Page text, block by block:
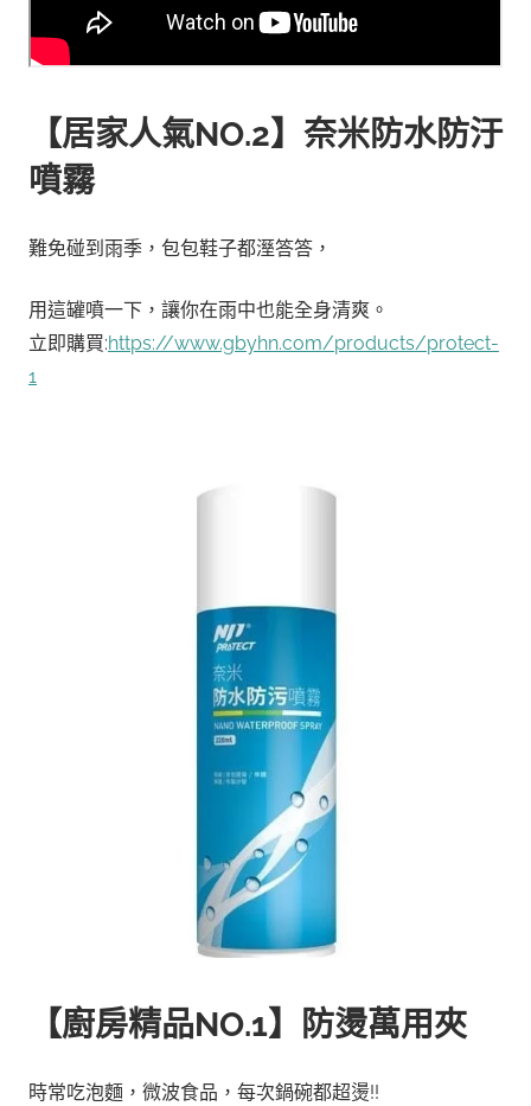
【居家人氣NO.2】奈米防水防汙
噴霧
難免碰到雨季，包包鞋子都溼答答，
用這罐噴一下，讓你在雨中也能全身清爽。
立即購買:https://www.gbyhn.com/products/protect-
1
【廚房精品NO.1】防燙萬用夾
時常吃泡麵，微波食品，每次鍋碗都超燙!!